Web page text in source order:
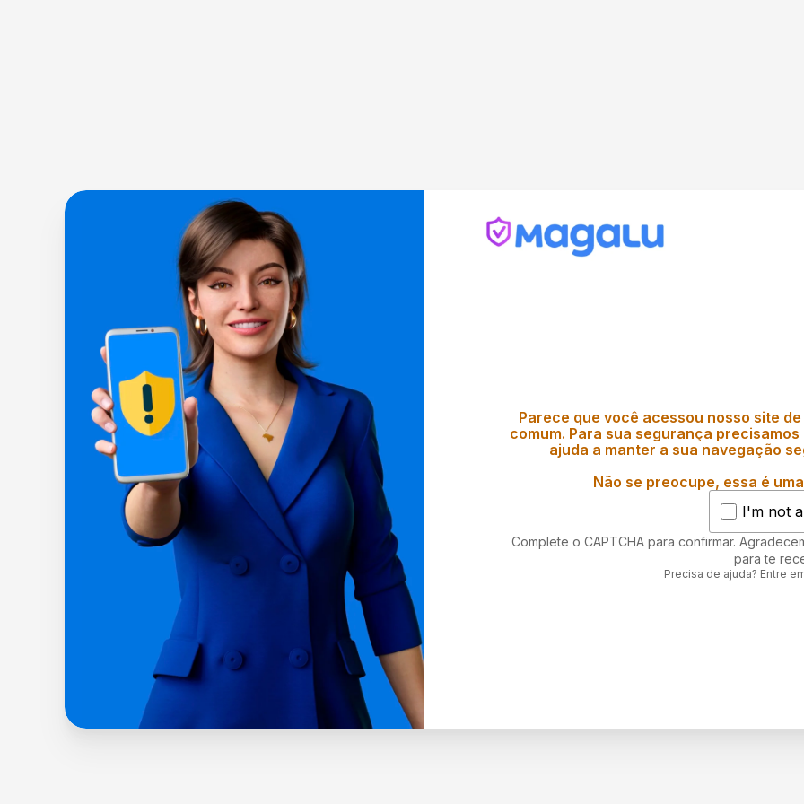
Parece que você acessou nosso site
comum. Para sua segurança
ajuda a manter a sua navegação
Não se preocupe, essa é
I'm not
Complete o CAPTCHA para confirmar.
para te
Precisa de ajuda? Entre